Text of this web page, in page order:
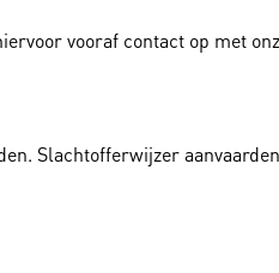
vooraf contact op met
Slachtofferwijzer